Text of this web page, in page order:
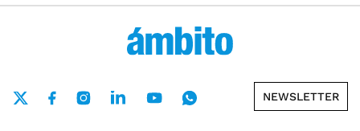
NEWSLETTER